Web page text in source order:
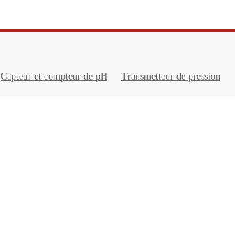
Capteur et compteur de pH Transmetteur de pression